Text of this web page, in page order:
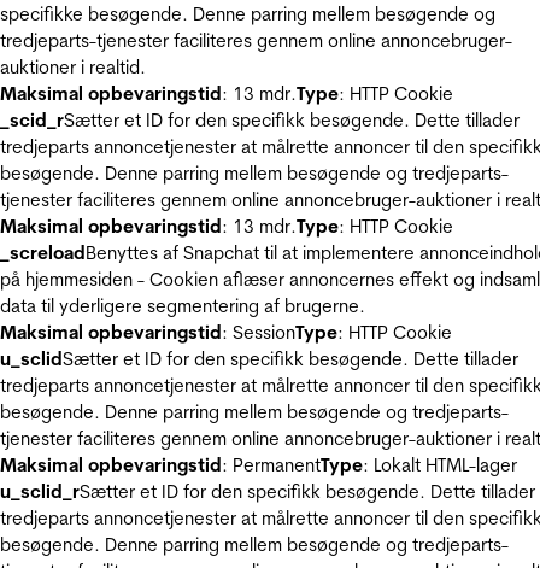
specifikke besøgende. Denne parring mellem besøgende og
tredjeparts-tjenester faciliteres gennem online annoncebruger-
auktioner i realtid.
Maksimal opbevaringstid: 13 mdr.Type: HTTP Cookie
_scid_rSætter et ID for den specifikk besøgende. Dette tillader
tredjeparts annoncetjenester at målrette annoncer til den
besøgende. Denne parring mellem besøgende og tredjeparts-
tjenester faciliteres gennem online annoncebruger-auktioner i
Maksimal opbevaringstid: 13 mdr.Type: HTTP Cookie
_screloadBenyttes af Snapchat til at implementere
på hjemmesiden - Cookien aflæser annoncernes effekt og
data til yderligere segmentering af brugerne.
Maksimal opbevaringstid: SessionType: HTTP Cookie
u_sclidSætter et ID for den specifikk besøgende. Dette tillader
tredjeparts annoncetjenester at målrette annoncer til den
besøgende. Denne parring mellem besøgende og tredjeparts-
tjenester faciliteres gennem online annoncebruger-auktioner i
Maksimal opbevaringstid: PermanentType: Lokalt HTML-lager
u_sclid_rSætter et ID for den specifikk besøgende. Dette tillader
tredjeparts annoncetjenester at målrette annoncer til den
besøgende. Denne parring mellem besøgende og tredjeparts-